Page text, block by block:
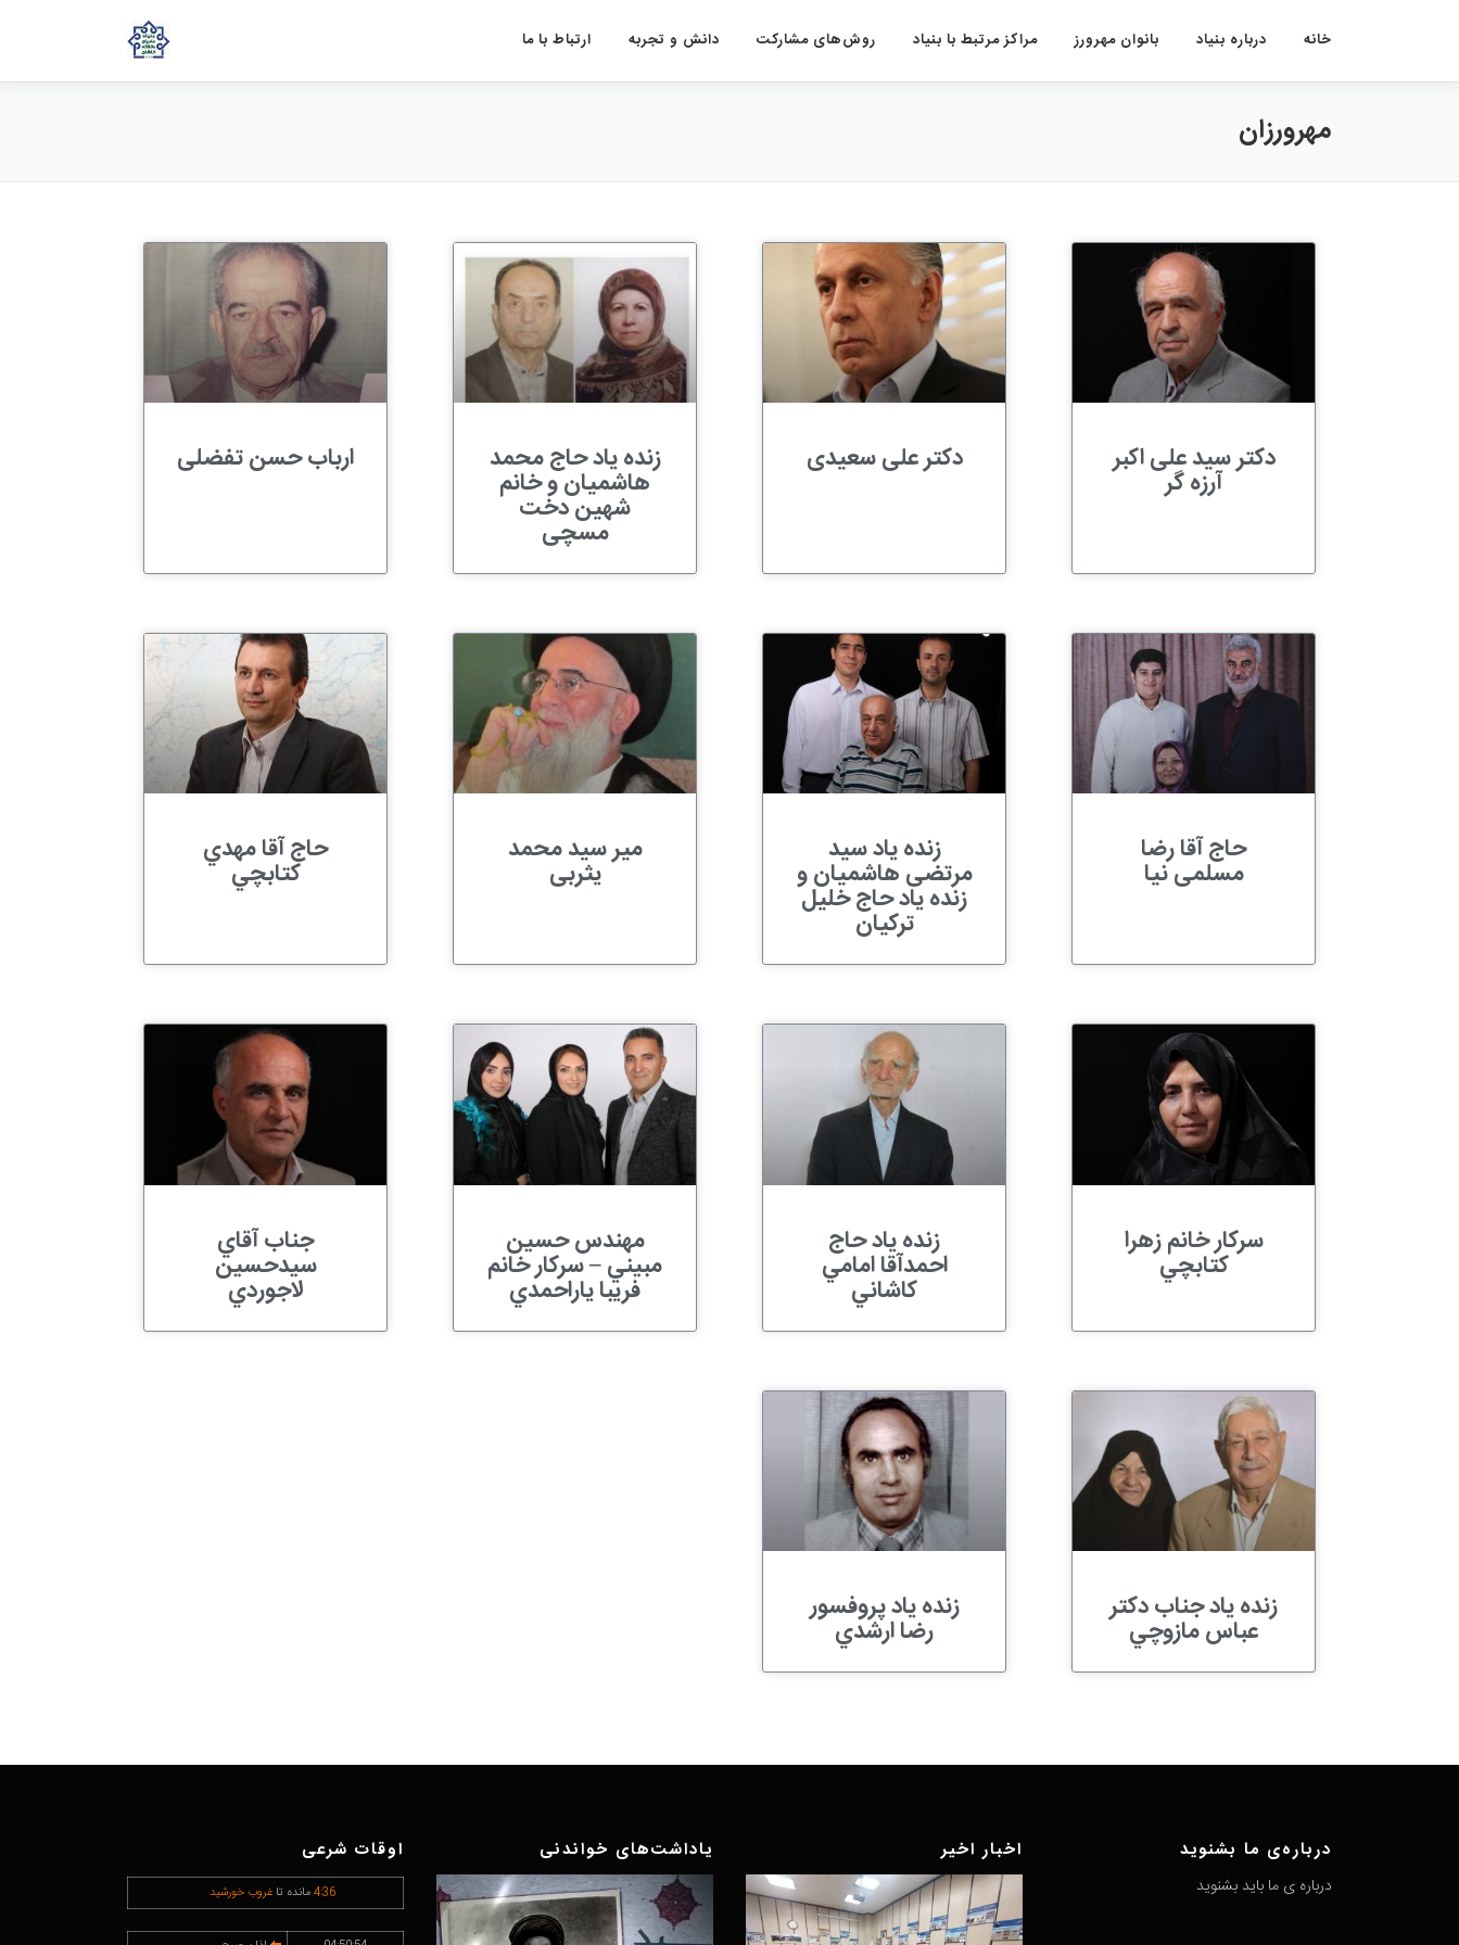
ارتباط با ما دانش و تجربه روش‌های مشارکت مراکز مرتبط با بنیاد بانوان مهرورز درباره بنیاد خانه
مهرورزان
دکتر سید علی اکبر
آرزه‌ گر
دکتر علی سعیدی زنده یاد حاج محمد
هاشمیان و خانم
شهین دخت
مسچی
ارباب حسن تفضلی
حاج آقا رضا
مسلمی نیا
زنده یاد سید
مرتضی هاشمیان و
زنده یاد حاج خلیل
ترکیان
میر سید محمد
یثربی
حاج آقا مهدي
کتابچي
سرکار خانم زهرا
کتابچي
زنده یاد حاج‌
احمدآقا امامي
کاشاني
مهندس حسين
مبيني – سرکار خانم
فريبا ياراحمدي
جناب آقاي
سيدحسين
لاجوردي
زنده یاد جناب دکتر
عباس مازوچي
زنده یاد پروفسور
رضا ارشدي
درباره‌ی ما بشنوید
درباره ی ما باید بشنوید
اخبار اخیر یاداشت‌های خواندنی اوقات شرعی
4:36 مانده تاغروب خورشید